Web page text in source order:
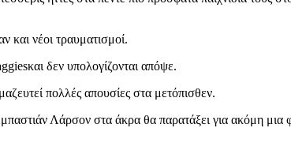
νέοι τραυματισμοί.
και δεν υπολογίζονται απόψε.
πολλές απουσίες στα μετόπισθεν.
Λάρσον στα άκρα θα παρατάξει για ακόμη